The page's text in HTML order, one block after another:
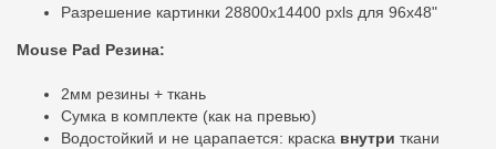
Разрешение картинки 28800x14400 pxls для 96x48"
Mouse Pad Резина:
2мм резины + ткань
Сумка в комплекте (как на превью)
Водостойкий и не царапается: краска внутри ткани